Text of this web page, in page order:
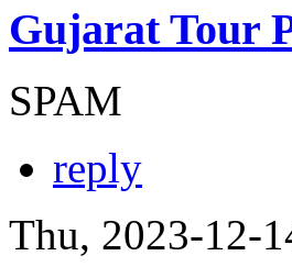
Gujarat Tour
SPAM
reply
Thu, 2023-12-